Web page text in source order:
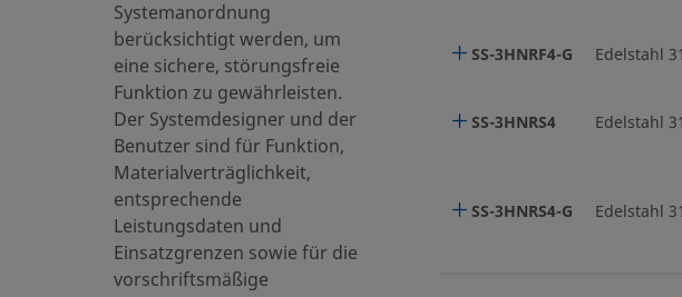
Systemanordnung
berücksichtigt werden, um
eine sichere, störungsfreie
Funktion zu gewährleisten.
Der Systemdesigner und der
Benutzer sind für Funktion,
Materialverträglichkeit,
entsprechende
Leistungsdaten und
Einsatzgrenzen sowie für die
vorschriftsmäßige
SS-3HNRF4-G Edelstahl
SS-3HNRS4 Edelstahl
SS-3HNRS4-G Edelstahl